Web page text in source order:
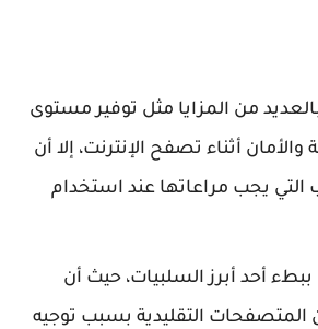
من المزايا مثل توفير مستوى
أثناء تصفح الإنترنت، إلا أن
يجب مراعاتها عند استخدام
أحد أبرز السلبيات، حيث أن
التقليدية بسبب توجيه